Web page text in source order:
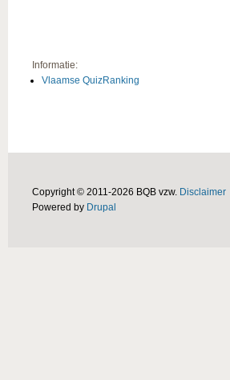
Informatie:
Vlaamse QuizRanking
Copyright © 2011-2026 BQB vzw. Disclaimer
Powered by Drupal